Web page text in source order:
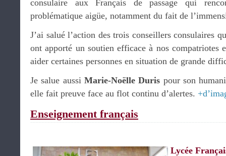
consulaire aux Français de passage qui
problématique aigüe, notamment du fait de
J’ai salué l’action des trois conseillers consulaires
ont apporté un soutien efficace à nos compatriotes
aider certaines personnes en situation de grande
Je salue aussi Marie-Noëlle Duris pour son
elle fait preuve face au flot continu d’alertes.
Enseignement français
Lycée